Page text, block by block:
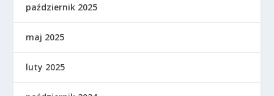
październik 2025
maj 2025
luty 2025